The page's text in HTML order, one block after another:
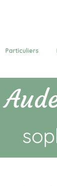
Particuliers